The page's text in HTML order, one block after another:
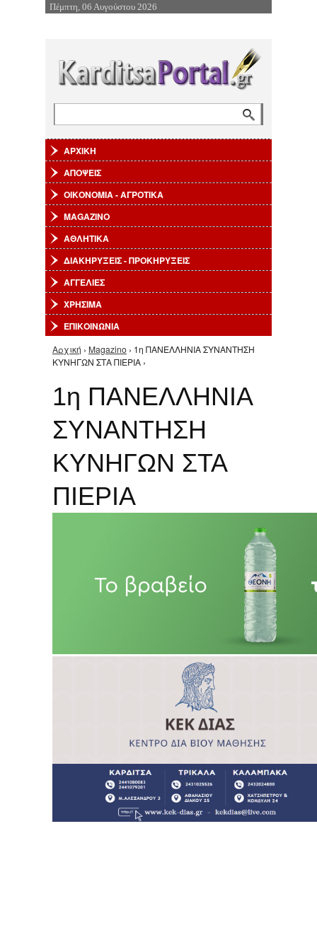
Επιστροφή στην Πλοήγηση
Πέμπτη, 06 Αυγούστου 2026
ΑΡΧΙΚΗ
ΑΠΟΨΕΙΣ
ΟΙΚΟΝΟΜΙΑ - ΑΓΡΟΤΙΚΑ
MAGAZINO
ΑΘΛΗΤΙΚΑ
ΔΙΑΚΗΡΥΞΕΙΣ - ΠΡΟΚΗΡΥΞΕΙΣ
ΑΓΓΕΛΙΕΣ
ΧΡΗΣΙΜΑ
ΕΠΙΚΟΙΝΩΝΙΑ
Είστε εδώ
Αρχική › Magazino › 1η ΠΑΝΕΛΛΗΝΙΑ ΣΥΝΑΝΤΗΣΗ
ΚΥΝΗΓΩΝ ΣΤΑ ΠΙΕΡΙΑ ›
1η ΠΑΝΕΛΛΗΝΙΑ
ΣΥΝΑΝΤΗΣΗ
ΚΥΝΗΓΩΝ ΣΤΑ
ΠΙΕΡΙΑ